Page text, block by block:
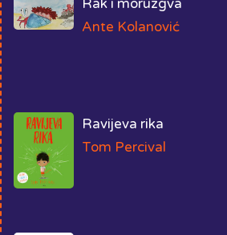
Rak i moruzgva
Ante Kolanović
Ravijeva rika
Tom Percival